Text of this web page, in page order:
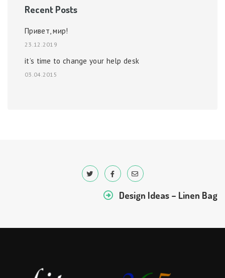
Recent Posts
Привет, мир!
23.12.2019
it’s time to change your help desk
03.04.2015
Design Ideas – Linen Bag